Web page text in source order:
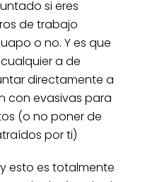
si eres
de trabajo
o no. Y es que
a de
directamente a
con evasivas para
(o no poner de
por ti)
esto es totalmente